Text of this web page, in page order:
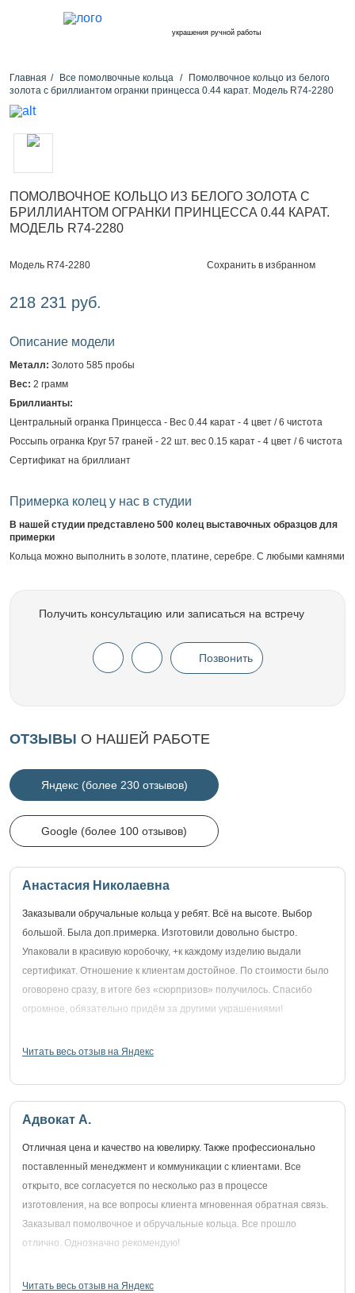
украшения ручной работы
Главная Все помолвочные кольца
Помолвочное кольцо из белого
золота с бриллиантом огранки принцесса 0.44 карат. Модель R74-2280
ПОМОЛВОЧНОЕ КОЛЬЦО ИЗ БЕЛОГО ЗОЛОТА С
БРИЛЛИАНТОМ ОГРАНКИ ПРИНЦЕССА 0.44 КАРАТ.
МОДЕЛЬ R74-2280
Модель R74-2280 Сохранить в избранном
218 231 руб.
Описание модели
Металл: Золото 585 пробы
Вес: 2 грамм
Бриллианты:
Центральный огранка Принцесса - Вес 0.44 карат - 4 цвет / 6 чистота
Россыпь огранка Круг 57 граней - 22 шт. вес 0.15 карат - 4 цвет / 6 чистота
Сертификат на бриллиант
Примерка колец у нас в студии
В нашей студии представлено 500 колец выставочных образцов для
примерки
Кольца можно выполнить в золоте, платине, серебре. С любыми камнями
Получить консультацию или записаться на встречу
Позвонить
ОТЗЫВЫ О НАШЕЙ РАБОТЕ
Яндекс (более 230 отзывов)
Google (более 100 отзывов)
Анастасия Николаевна
Заказывали обручальные кольца у ребят. Всё на высоте. Выбор
большой. Была доп.примерка. Изготовили довольно быстро.
Упаковали в красивую коробочку, +к каждому изделию выдали
сертификат. Отношение к клиентам достойное. По стоимости было
оговорено сразу, в итоге без «сюрпризов» получилось. Спасибо
огромное, обязательно придём за другими украшениями!
Читать весь отзыв на Яндекс
Адвокат А.
Отличная цена и качество на ювелирку. Также профессионально
поставленный менеджмент и коммуникации с клиентами. Все
открыто, все согласуется по несколько раз в процессе
изготовления, на все вопросы клиента мгновенная обратная связь.
Заказывал помолвочное и обручальные кольца. Все прошло
отлично. Однозначно рекомендую!
Читать весь отзыв на Яндекс